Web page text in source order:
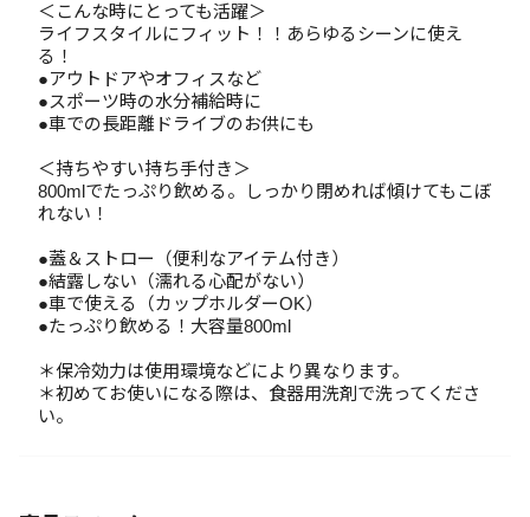
＜こんな時にとっても活躍＞
ライフスタイルにフィット！！あらゆるシーンに使え
る！
●アウトドアやオフィスなど
●スポーツ時の水分補給時に
●車での長距離ドライブのお供にも
＜持ちやすい持ち手付き＞
800mlでたっぷり飲める。しっかり閉めれば傾けてもこぼ
れない！
●蓋＆ストロー（便利なアイテム付き）
●結露しない（濡れる心配がない）
●車で使える（カップホルダーOK）
●たっぷり飲める！大容量800ml
＊保冷効力は使用環境などにより異なります。
＊初めてお使いになる際は、食器用洗剤で洗ってくださ
い。